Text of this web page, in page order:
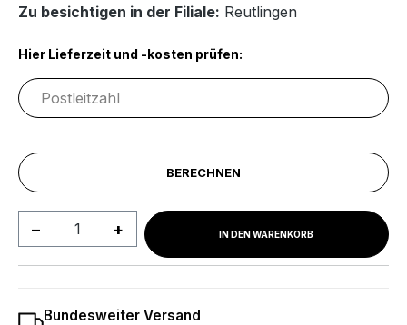
Zu besichtigen in der Filiale: Reutlingen
Hier Lieferzeit und -kosten prüfen:
BERECHNEN
Produkt Anzahl: Gib denIN DEN WARENKORB
Bundesweiter Versand